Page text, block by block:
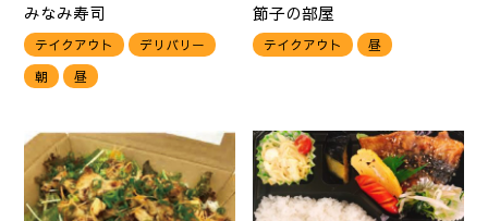
みなみ寿司
テイクアウト
デリバリー
朝
昼
節子の部屋
テイクアウト 昼